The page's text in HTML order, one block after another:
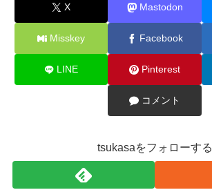
X Mastodon
Misskey Facebook
LINE Pinterest
コメント
tsukasaをフォローする